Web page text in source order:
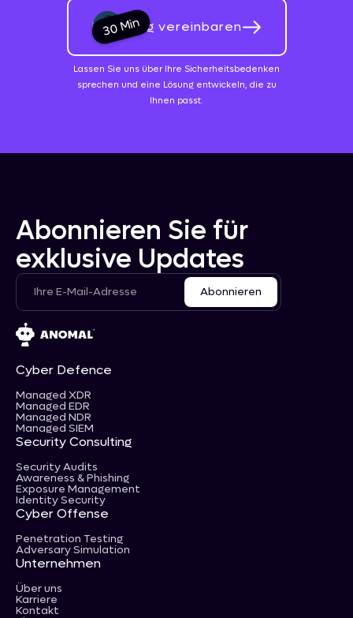
Beratung vereinbaren
30 Min
Lassen Sie uns über Ihre Sicherheitsbedenken
sprechen und eine Lösung entwickeln, die zu
Ihnen passt.
Abonnieren Sie für
exklusive Updates
Cyber Defence
Managed XDR
Managed EDR
Managed NDR
Managed SIEM
Security Consulting
Security Audits
Awareness & Phishing
Exposure Management
Identity Security
Cyber Offense
Penetration Testing
Adversary Simulation
Unternehmen
Über uns
Karriere
Kontakt